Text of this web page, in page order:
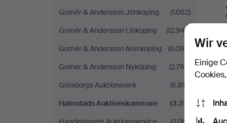
Gomér & Andersson Jönköping
(1.052)
Gomér & Andersson Linköping
(12.943)
Gomér & Andersson Norrköping
(6.084)
Gomér & Andersson Nyköping
(2.766)
Göteborgs Auktionsverk
(6.812)
Halmstads Auktionskammare
(3.311)
Wir
Einige